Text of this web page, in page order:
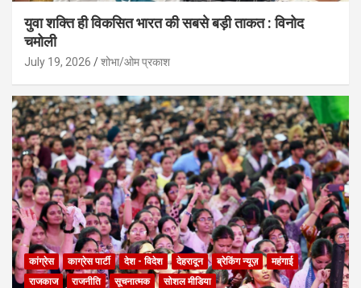
युवा शक्ति ही विकसित भारत की सबसे बड़ी ताकत : विनोद
चमोली
July 19, 2026 शोभा/ओम प्रकाश
कांग्रेस काग्रेस पार्टी देश - विदेश देहरादून ब्रेकिंग न्यूज़
महंगाई
राजकाज
राजनीति सूचनात्मक सोशल मीडिया